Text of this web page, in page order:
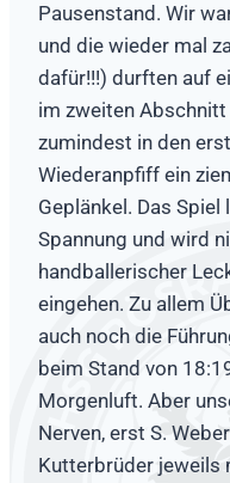
Pausenstand. Wir
und die wieder mal
dafür!!!) durften auf
im zweiten
zumindest in den
Wiederanpfiff ein
Geplänkel. Das
Spannung und wird
handballerischer
eingehen. Zu allem
auch noch die
beim Stand von
Morgenluft. Aber
Nerven, erst S.
Kutterbrüder jeweils